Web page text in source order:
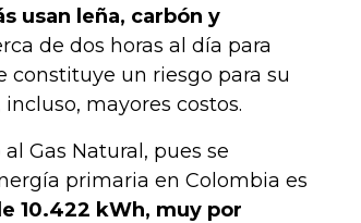
usan leña, carbón y
de dos horas al día para
constituye un riesgo para su
mayores costos.
Gas Natural, pues se
primaria en Colombia es
10.422 kWh, muy por